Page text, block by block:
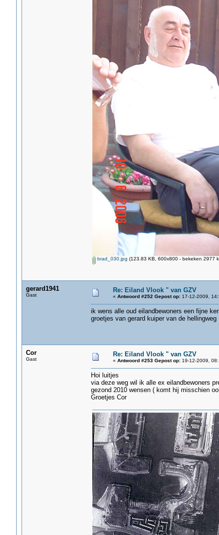
brad_030.jpg (123.83 KB, 600x800 - bekeken 2977
gerard1941
Gast
Re: Eiland Vlook " van GZV
« Antwoord #252 Gepost op:17-12-2009,
ik wens alle oud eilandbewoners een fijne
groetjes van gerard kuiper van de hellingweg
Cor
Gast
Re: Eiland Vlook " van GZV
« Antwoord #253 Gepost op:19-12-2009,
Hoi luitjes
via deze weg wil ik alle ex eilandbewoners
gezond 2010 wensen ( komt hij misschien
Groetjes Cor